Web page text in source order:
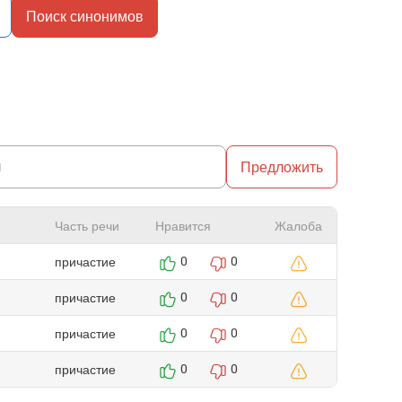
Поиск синонимов
Предложить
Часть речи Нравится
Жалоба
причастие
0 0
причастие 0 0
причастие 0 0
причастие 0 0